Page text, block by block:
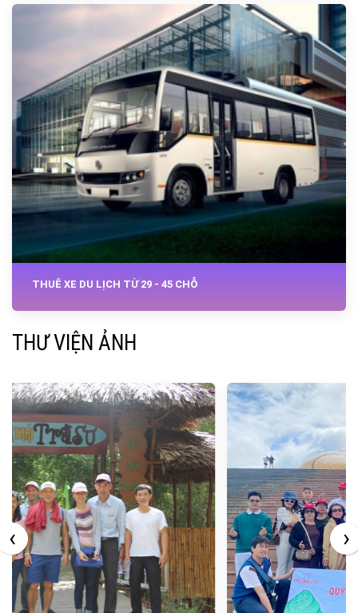
THUÊ XE DU LỊCH TỪ 29 - 45 CHỖ
THƯ VIỆN ẢNH
‹ ›